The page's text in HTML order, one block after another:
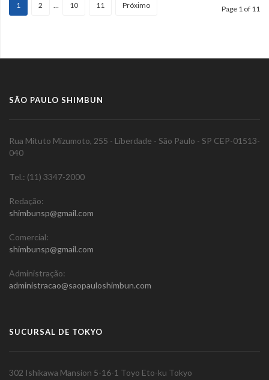
1 2 … 10 11 Próximo Page 1 of 11
SÃO PAULO SHIMBUN
Rua Mituto Mizumoto, 255 - Liberdade - São Paulo - SP CEP-01513-
040
Tel.: (11) 3347-2000
Redação:
shimbunsp@gmail.com
Comercial:
shimbunsp@gmail.com
Administração:
administracao@saopauloshimbun.com
SUCURSAL DE TOKYO
302 Ishikawa Mansion 5-16-1 Toyo Eto-ku Tokyo